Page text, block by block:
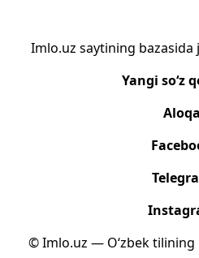
Imlo.uz saytining bazasida
Yangi so‘z
Aloqa
© Imlo.uz — O‘zbek tilining